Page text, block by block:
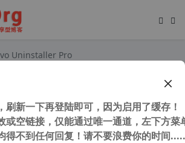
Uninstaller Pro
刷新一下再登陆即可，因为启用了缓存！
或空链接，仅能通过唯一通道，左下方菜
得不到任何回复！请不要浪费你的时间